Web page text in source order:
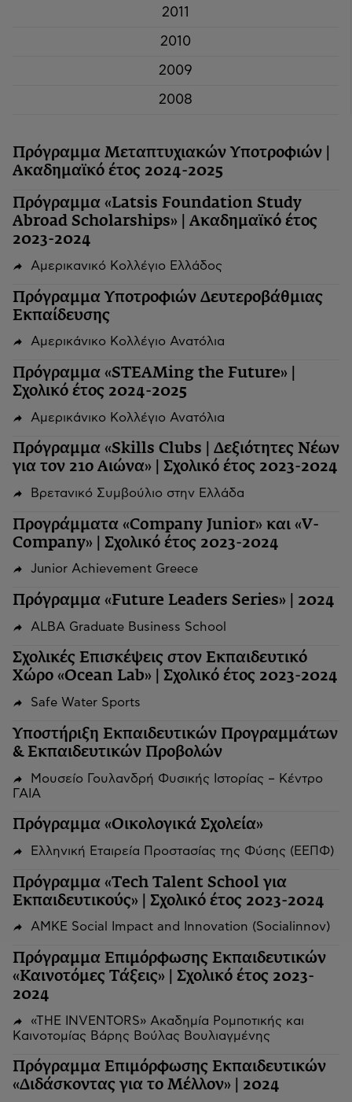
2011
2010
2009
2008
Πρόγραμμα Μεταπτυχιακών Υποτροφιών |
Ακαδημαϊκό έτος 2024-2025
Πρόγραμμα «Latsis Foundation Study
Abroad Scholarships» | Ακαδημαϊκό έτος
2023-2024
Αμερικανικό Κολλέγιο Ελλάδος
Πρόγραμμα Υποτροφιών Δευτεροβάθμιας
Εκπαίδευσης
Αμερικάνικο Κολλέγιο Ανατόλια
Πρόγραμμα «STEAMing the Future» |
Σχολικό έτος 2024-2025
Αμερικάνικο Κολλέγιο Ανατόλια
Πρόγραμμα «Skills Clubs | Δεξιότητες Νέων
για τον 21ο Αιώνα» | Σχολικό έτος 2023-2024
Βρετανικό Συμβούλιο στην Ελλάδα
Προγράμματα «Company Junior» και «V-
Company» | Σχολικό έτος 2023-2024
Junior Achievement Greece
Πρόγραμμα «Future Leaders Series» | 2024
ALBA Graduate Business School
Σχολικές Επισκέψεις στον Εκπαιδευτικό
Χώρο «Ocean Lab» | Σχολικό έτος 2023-2024
Safe Water Sports
Υποστήριξη Εκπαιδευτικών Προγραμμάτων
& Εκπαιδευτικών Προβολών
Μουσείο Γουλανδρή Φυσικής Ιστορίας – Κέντρο
ΓΑΙΑ
Πρόγραμμα «Οικολογικά Σχολεία»
Ελληνική Εταιρεία Προστασίας της Φύσης (ΕΕΠΦ)
Πρόγραμμα «Tech Talent School για
Εκπαιδευτικούς» | Σχολικό έτος 2023-2024
ΑΜΚΕ Social Impact and Innovation (Socialinnov)
Πρόγραμμα Επιμόρφωσης Εκπαιδευτικών
«Καινοτόμες Τάξεις» | Σχολικό έτος 2023-
2024
«THE INVENTORS» Ακαδημία Ρομποτικής και
Καινοτομίας Βάρης Βούλας Βουλιαγμένης
Πρόγραμμα Επιμόρφωσης Εκπαιδευτικών
«Διδάσκοντας για το Μέλλον» | 2024